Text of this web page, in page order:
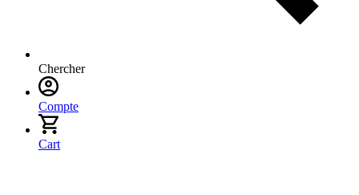
Chercher
Compte
Cart